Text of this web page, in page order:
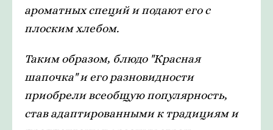
ароматных специй и подают его с
плоским хлебом.
Таким образом, блюдо "Красная
шапочка" и его разновидности
приобрели всеобщую популярность,
став адаптированными к традициям и